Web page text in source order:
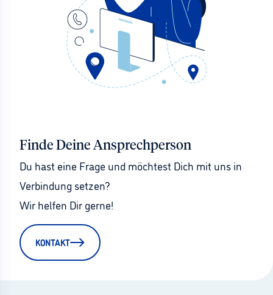
Finde Deine Ansprechperson
Du hast eine Frage und möchtest Dich mit uns in
Verbindung setzen?
Wir helfen Dir gerne!
KONTAKT